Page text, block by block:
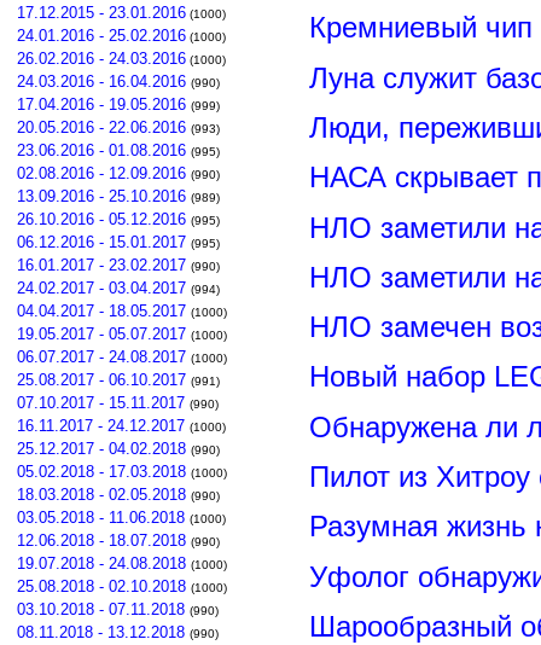
17.12.2015 - 23.01.2016 (1000)
24.01.2016 - 25.02.2016 (1000)
26.02.2016 - 24.03.2016 (1000)
24.03.2016 - 16.04.2016 (990)
17.04.2016 - 19.05.2016 (999)
20.05.2016 - 22.06.2016 (993)
23.06.2016 - 01.08.2016 (995)
02.08.2016 - 12.09.2016 (990)
13.09.2016 - 25.10.2016 (989)
26.10.2016 - 05.12.2016 (995)
06.12.2016 - 15.01.2017 (995)
16.01.2017 - 23.02.2017 (990)
24.02.2017 - 03.04.2017 (994)
04.04.2017 - 18.05.2017 (1000)
19.05.2017 - 05.07.2017 (1000)
06.07.2017 - 24.08.2017 (1000)
25.08.2017 - 06.10.2017 (991)
07.10.2017 - 15.11.2017 (990)
16.11.2017 - 24.12.2017 (1000)
25.12.2017 - 04.02.2018 (990)
05.02.2018 - 17.03.2018 (1000)
18.03.2018 - 02.05.2018 (990)
03.05.2018 - 11.06.2018 (1000)
12.06.2018 - 18.07.2018 (990)
19.07.2018 - 24.08.2018 (1000)
25.08.2018 - 02.10.2018 (1000)
03.10.2018 - 07.11.2018 (990)
08.11.2018 - 13.12.2018 (990)
Кремниевый
Луна служит
Люди,
НАСА скрывает
НЛО заметили
НЛО заметили
НЛО замечен
Новый набор
Обнаружена ли
Пилот из
Разумная
Уфолог
Шарообразный